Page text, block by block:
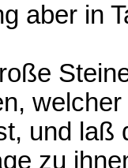
aber in
und laß
zu